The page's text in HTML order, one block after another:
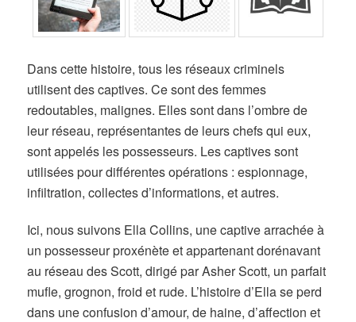
Dans cette histoire, tous les réseaux criminels
utilisent des captives. Ce sont des femmes
redoutables, malignes. Elles sont dans l’ombre de
leur réseau, représentantes de leurs chefs qui eux,
sont appelés les possesseurs. Les captives sont
utilisées pour différentes opérations : espionnage,
infiltration, collectes d’informations, et autres.
Ici, nous suivons Ella Collins, une captive arrachée à
un possesseur proxénète et appartenant dorénavant
au réseau des Scott, dirigé par Asher Scott, un parfait
mufle, grognon, froid et rude. L’histoire d’Ella se perd
dans une confusion d’amour, de haine, d’affection et